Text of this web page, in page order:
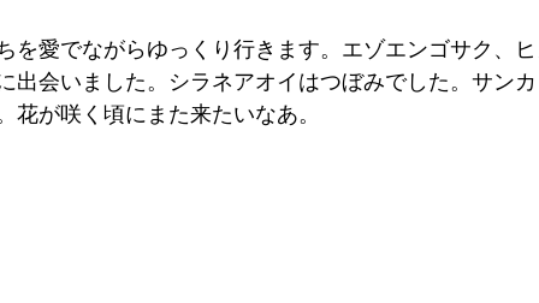
を愛でながらゆっくり行きます。エゾエンゴサク、
出会いました。シラネアオイはつぼみでした。サン
花が咲く頃にまた来たいなあ。